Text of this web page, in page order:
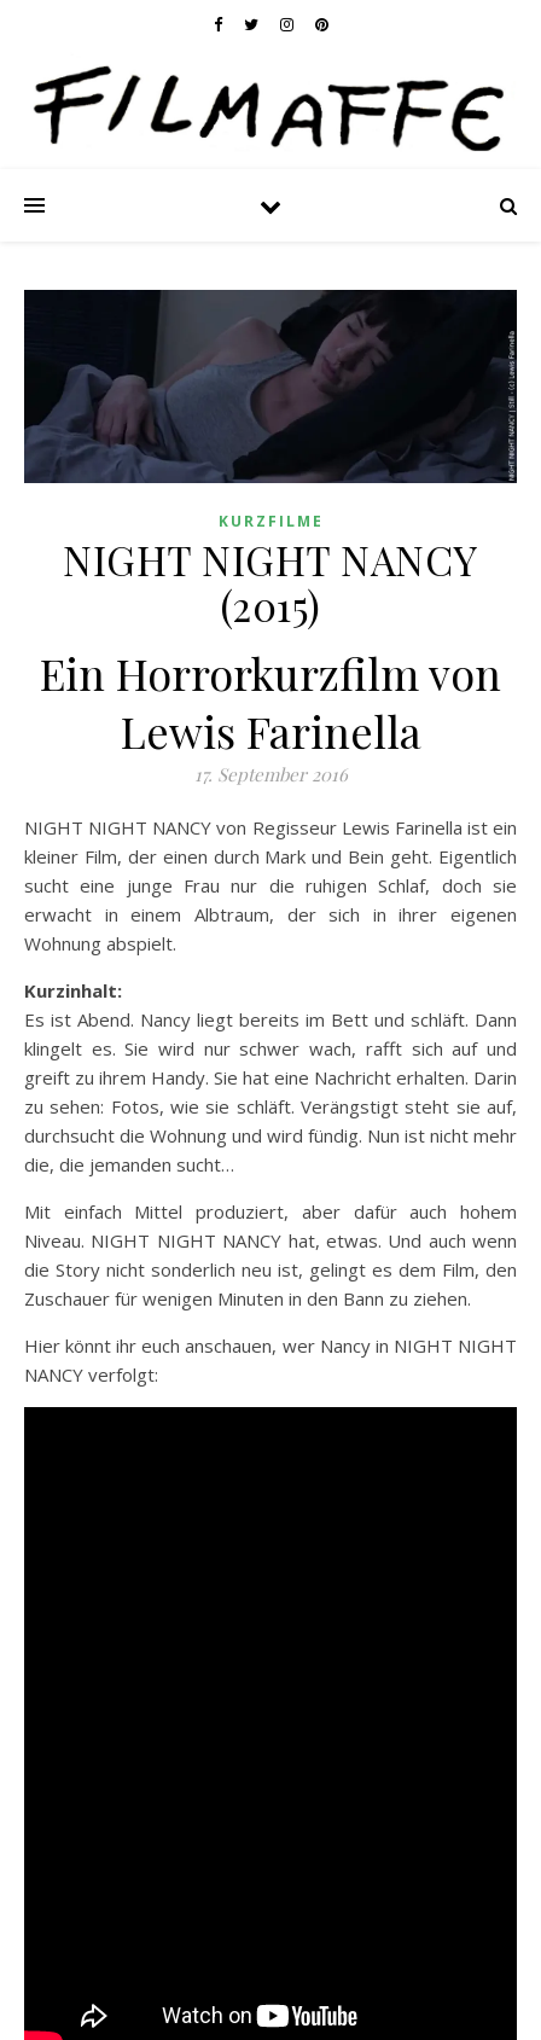
KURZFILME
NIGHT NIGHT NANCY
(2015)
Ein Horrorkurzfilm von
Lewis Farinella
17. September 2016
NIGHT NIGHT NANCY von Regisseur Lewis Farinella ist ein
kleiner Film, der einen durch Mark und Bein geht. Eigentlich
sucht eine junge Frau nur die ruhigen Schlaf, doch sie
erwacht in einem Albtraum, der sich in ihrer eigenen
Wohnung abspielt.
Kurzinhalt:
Es ist Abend. Nancy liegt bereits im Bett und schläft. Dann
klingelt es. Sie wird nur schwer wach, rafft sich auf und
greift zu ihrem Handy. Sie hat eine Nachricht erhalten. Darin
zu sehen: Fotos, wie sie schläft. Verängstigt steht sie auf,
durchsucht die Wohnung und wird fündig. Nun ist nicht mehr
die, die jemanden sucht…
Mit einfach Mittel produziert, aber dafür auch hohem
Niveau. NIGHT NIGHT NANCY hat, etwas. Und auch wenn
die Story nicht sonderlich neu ist, gelingt es dem Film, den
Zuschauer für wenigen Minuten in den Bann zu ziehen.
Hier könnt ihr euch anschauen, wer Nancy in NIGHT NIGHT
NANCY verfolgt: